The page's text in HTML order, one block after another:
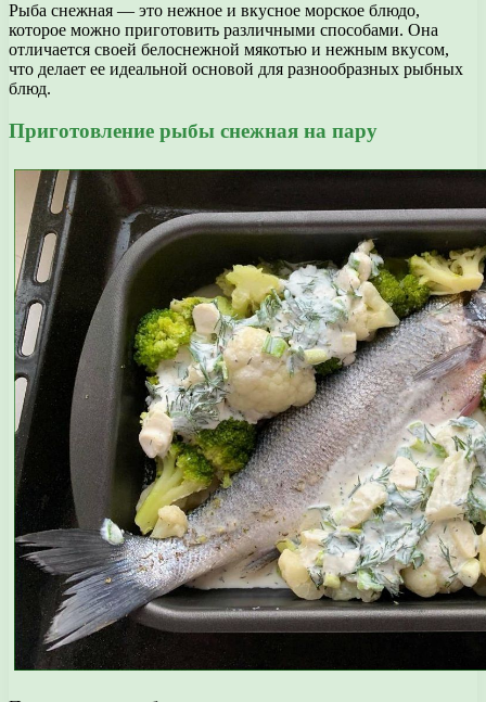
Рыба снежная — это нежное и вкусное морское блюдо,
которое можно приготовить различными способами. Она
отличается своей белоснежной мякотью и нежным вкусом,
что делает ее идеальной основой для разнообразных рыбных
блюд.
Приготовление рыбы снежная на пару